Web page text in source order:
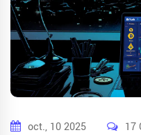
oct., 10 2025 17